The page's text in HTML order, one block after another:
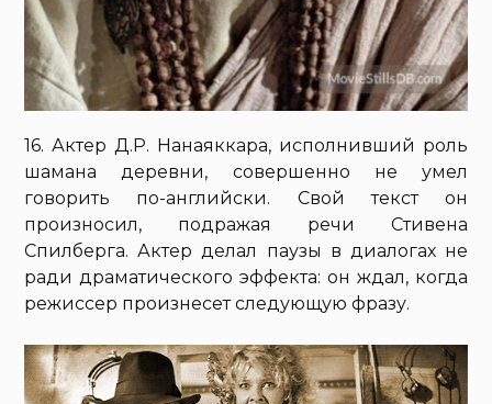
16. Актер Д.Р. Нанаяккара, исполнивший роль
шамана деревни, совершенно не умел
говорить по-английски. Свой текст он
произносил, подражая речи Стивена
Спилберга. Актер делал паузы в диалогах не
ради драматического эффекта: он ждал, когда
режиссер произнесет следующую фразу.